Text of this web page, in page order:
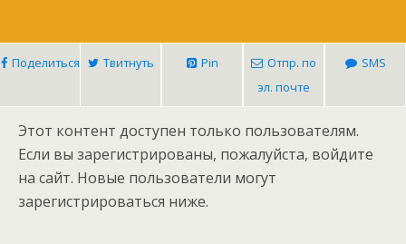
Поделиться Твитнуть Pin
Отпр. по
эл. почте
SMS
Этот контент доступен только пользователям.
Если вы зарегистрированы, пожалуйста, войдите
на сайт. Новые пользователи могут
зарегистрироваться ниже.